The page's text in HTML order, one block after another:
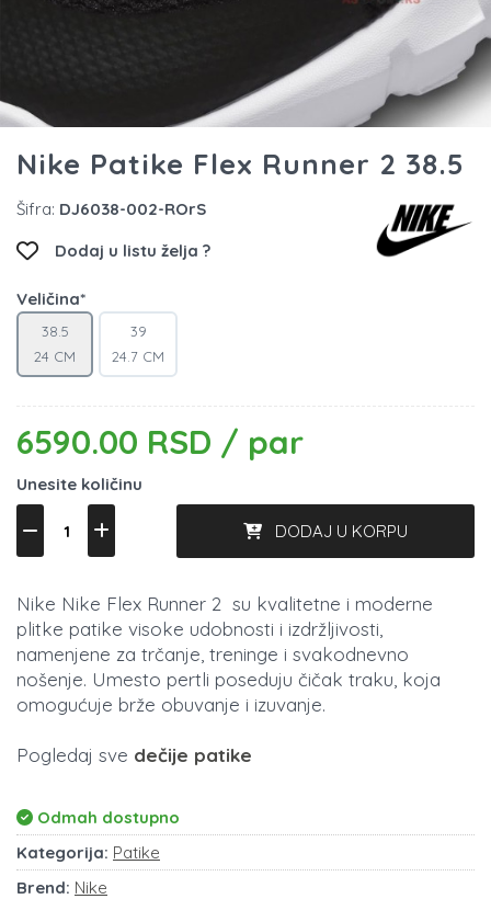
Nike Patike Flex Runner 2 38.5
Šifra: DJ6038-002-ROrS
Dodaj u listu želja ?
Veličina*
38.5
24 CM
39
24.7 CM
6590.00 RSD / par
Unesite količinu
DODAJ U KORPU
Nike Nike Flex Runner 2 su kvalitetne i moderne
plitke patike visoke udobnosti i izdržljivosti,
namenjene za trčanje, treninge i svakodnevno
nošenje. Umesto pertli poseduju čičak traku, koja
omogućuje brže obuvanje i izuvanje.
Pogledaj sve dečije patike
Odmah dostupno
Kategorija: Patike
Brend: Nike